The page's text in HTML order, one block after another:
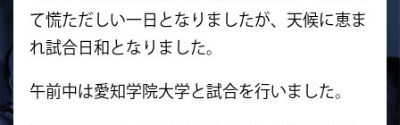
て慌ただしい一日となりましたが、天候に恵ま
れ試合日和となりました。
午前中は愛知学院大学と試合を行いました。